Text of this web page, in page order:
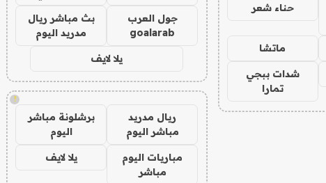
حناء شعر
ماتشا
شدات ببجي
تمارا
جول العرب
goalarab
بث مباشر ريال
مدريد اليوم
يلا لايف
!
ريال مدريد
مباشر اليوم
برشلونة مباشر
اليوم
مباريات اليوم
مباشر
يلا لايف